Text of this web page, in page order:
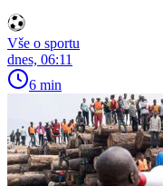
Vše o sportu
dnes, 06:11
6 min